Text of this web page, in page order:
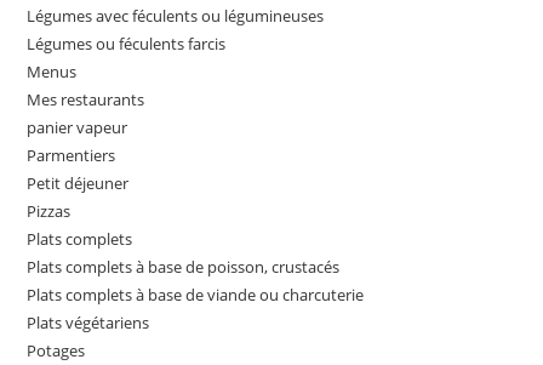
Légumes avec féculents ou légumineuses
Légumes ou féculents farcis
Menus
Mes restaurants
panier vapeur
Parmentiers
Petit déjeuner
Pizzas
Plats complets
Plats complets à base de poisson, crustacés
Plats complets à base de viande ou charcuterie
Plats végétariens
Potages